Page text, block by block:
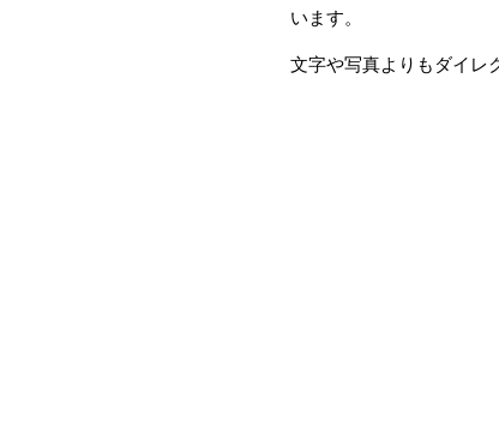
います。
文字や写真よりもダイレ